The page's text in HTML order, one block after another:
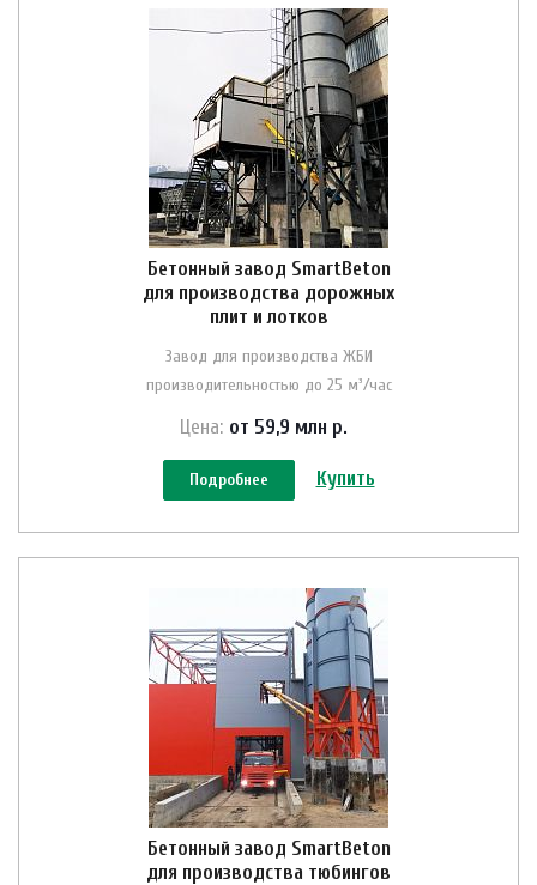
Бетонный завод SmartBeton
для производства дорожных
плит и лотков
Завод для производства ЖБИ
производительностью до 25 м³/час
Цена: от 59,9 млн р.
Подробнее Купить
Бетонный завод SmartBeton
для производства тюбингов